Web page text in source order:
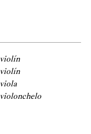
violín
violín
viola
violonchelo